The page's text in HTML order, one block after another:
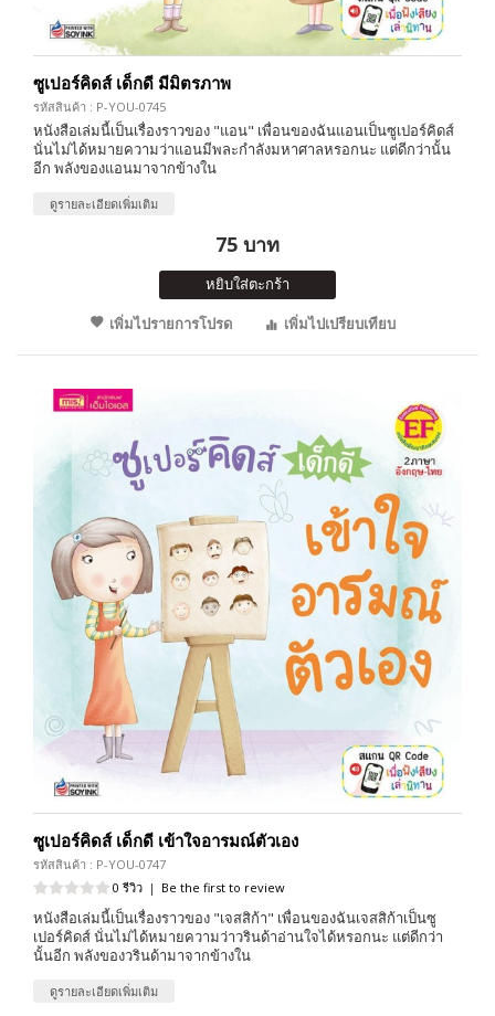
ซูเปอร์คิดส์ เด็กดี มีมิตรภาพ
รหัสสินค้า : P-YOU-0745
หนังสือเล่มนี้เป็นเรื่องราวของ "แอน" เพื่อนของฉันแอนเป็นซูเปอร์คิดส์
นั่นไม่ได้หมายความว่าแอนมีพละกำลังมหาศาลหรอกนะ แต่ดีกว่านั้น
อีก พลังของแอนมาจากข้างใน
ดูรายละเอียดเพิ่มเติม
75 บาท
หยิบใส่ตะกร้า
เพิ่มไปรายการโปรด
เพิ่มไปเปรียบเทียบ
ซูเปอร์คิดส์ เด็กดี เข้าใจอารมณ์ตัวเอง
รหัสสินค้า : P-YOU-0747
0 รีวิว | Be the first to review
หนังสือเล่มนี้เป็นเรื่องราวของ "เจสสิก้า" เพื่อนของฉันเจสสิก้าเป็นซู
เปอร์คิดส์ นั่นไม่ได้หมายความว่าวรินด้าอ่านใจได้หรอกนะ แต่ดีกว่า
นั้นอีก พลังของวรินด้ามาจากข้างใน
ดูรายละเอียดเพิ่มเติม